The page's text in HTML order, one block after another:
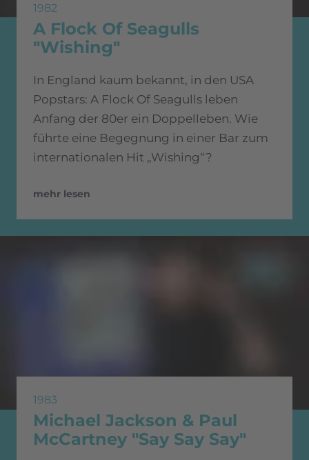
1982
A Flock Of Seagulls
"Wishing"
In England kaum bekannt, in den USA
Popstars: A Flock Of Seagulls leben
Anfang der 80er ein Doppelleben. Wie
führte eine Begegnung in einer Bar zum
internationalen Hit „Wishing“?
mehr lesen
1983
Michael Jackson & Paul
McCartney "Say Say Say"